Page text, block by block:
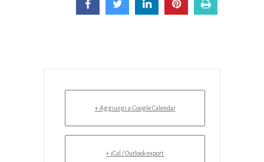
+ Aggiungi a Google Calendar
+ iCal / Outlook export